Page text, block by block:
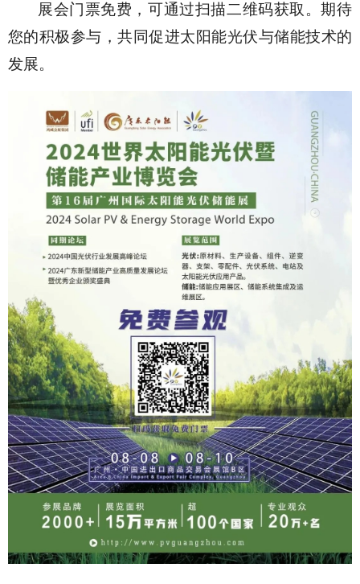
展会门票免费，可通过扫描二维码获取。期待
您的积极参与，共同促进太阳能光伏与储能技术的
发展。